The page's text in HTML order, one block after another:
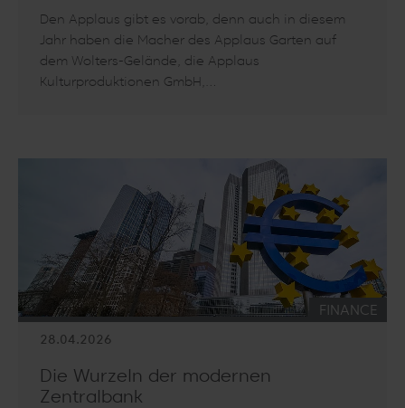
Den Applaus gibt es vorab, denn auch in diesem
Jahr haben die Macher des Applaus Garten auf
dem Wolters-Gelände, die Applaus
Kulturproduktionen GmbH,…
KATEGORIE:
FINANCE
28.04.2026
Die Wurzeln der modernen
Zentralbank